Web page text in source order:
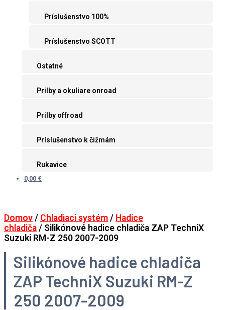
Príslušenstvo 100%
Príslušenstvo SCOTT
Ostatné
Prilby a okuliare onroad
Prilby offroad
Príslušenstvo k čižmám
Rukavice
0,00 €
Domov / Chladiaci systém / Hadice
chladiča / Silikónové hadice chladiča ZAP TechniX
Suzuki RM-Z 250 2007-2009
Silikónové hadice chladiča
ZAP TechniX Suzuki RM-Z
250 2007-2009